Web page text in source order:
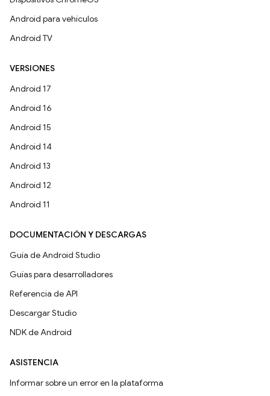
Android para vehículos
Android TV
VERSIONES
Android 17
Android 16
Android 15
Android 14
Android 13
Android 12
Android 11
DOCUMENTACIÓN Y DESCARGAS
Guía de Android Studio
Guías para desarrolladores
Referencia de API
Descargar Studio
NDK de Android
ASISTENCIA
Informar sobre un error en la plataforma